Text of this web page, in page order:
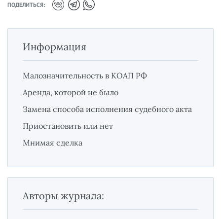
ПОДЕЛИТЬСЯ:
Информация
Малозначительность в КОАП РФ
Аренда, которой не было
Замена способа исполнения судебного акта
Приостановить или нет
Мнимая сделка
Авторы журнала: